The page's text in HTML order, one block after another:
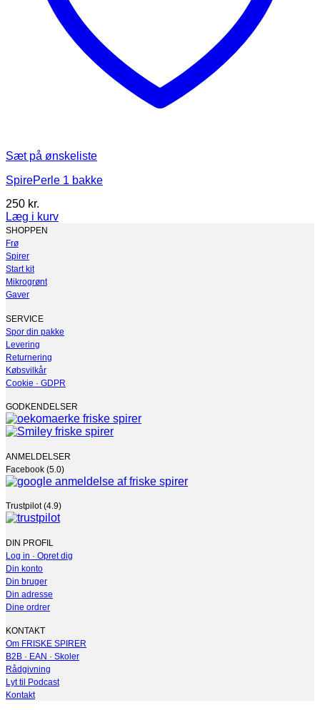
Sæt på ønskeliste
SpirePerle 1 bakke
250 kr.
Læg i kurv
SHOPPEN
Frø
Spirer
Start kit
Mikrogrønt
Gaver
SERVICE
Spor din pakke
Levering
Returnering
Købsvilkår
Cookie · GDPR
GODKENDELSER
ANMELDELSER
Facebook (5.0)
Trustpilot (4.9)
DIN PROFIL
Log in · Opret dig
Din konto
Din bruger
Din adresse
Dine ordrer
KONTAKT
Om FRISKE SPIRER
B2B · EAN · Skoler
Rådgivning
Lyt til Podcast
Kontakt